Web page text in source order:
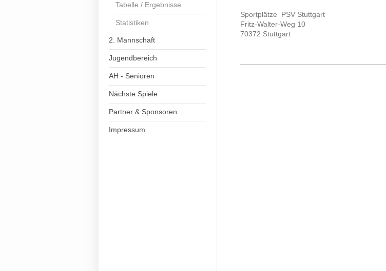
Tabelle / Ergebnisse
Statistiken
2. Mannschaft
Jugendbereich
AH - Senioren
Nächste Spiele
Partner & Sponsoren
Impressum
Sportplätze PSV Stuttgart
Fritz-Walter-Weg 10
70372 Stuttgart